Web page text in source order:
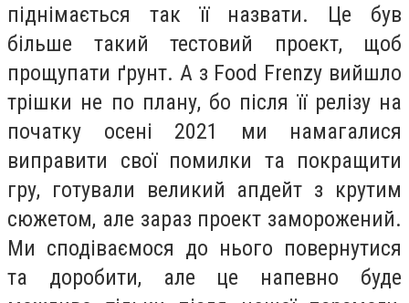
піднімається так її назвати. Це був
більше такий тестовий проект, щоб
прощупати ґрунт. А з Food Frenzy вийшло
трішки не по плану, бо після її релізу на
початку осені 2021 ми намагалися
виправити свої помилки та покращити
гру, готували великий апдейт з крутим
сюжетом, але зараз проект заморожений.
Ми сподіваємося до нього повернутися
та доробити, але це напевно буде